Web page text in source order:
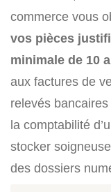
commerce vous
vos pièces
minimale de 10
aux factures de
relevés
la comptabilité
stocker
des dossiers